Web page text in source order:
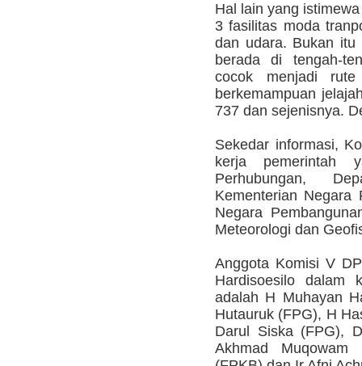
Hal lain yang
3 fasilitas moda
dan udara. Bukan itu
berada di tengah-
cocok menjadi
berkemampuan
737 dan sejenisnya.
Sekedar informasi,
kerja pemerintah
Perhubungan,
Kementerian Negara
Negara
Meteorologi dan
Anggota Komisi V
Hardisoesilo dalam
adalah H Muhayan
Hutauruk (FPG), H
Darul Siska (FPG),
Akhmad Muqowam